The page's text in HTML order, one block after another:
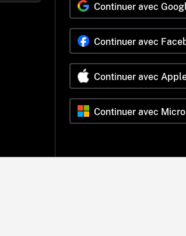
Continuer avec
Continuer avec
Continuer avec
Continuer avec